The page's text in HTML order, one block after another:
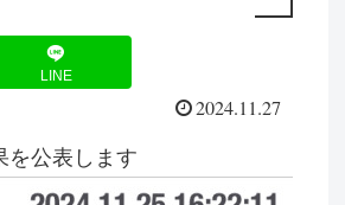
LINE
2024.11.27
を公表します